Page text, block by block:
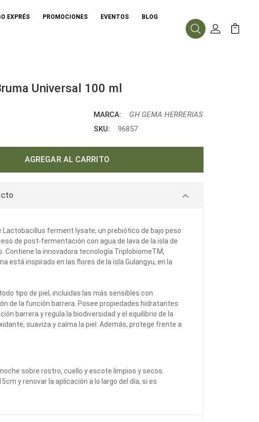
EXPRÉS PROMOCIONES EVENTOS BLOG
BuscarMi Cuenta
Mi
Universal 100 ml
MARCA:
GH GEMA HERRERIAS
SKU:
96857
Lactobacillus ferment lysate, un prebiótico de bajo peso
de post-fermentación con agua de lava de la isla de
Contiene la innovadora tecnología TriplobiomeTM,
está inspirado en las flores de la isla Gulangyu, en la
tipo de piel, incluidas las más sensibles con
de la función barrera. Posee propiedades hidratantes
barrera y regula la biodiversidad y el equilibrio de la
suaviza y calma la piel. Además, protege frente a
sobre rostro, cuello y escote limpios y secos.
y renovar la aplicación a lo largo del día, si es